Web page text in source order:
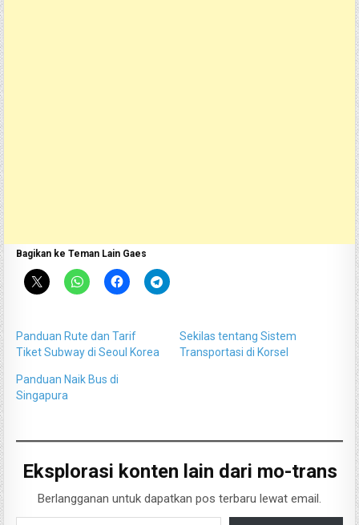
Bagikan ke Teman Lain Gaes
Panduan Rute dan Tarif
Tiket Subway di Seoul Korea
Sekilas tentang Sistem
Transportasi di Korsel
Panduan Naik Bus di
Singapura
Eksplorasi konten lain dari mo-trans
Berlangganan untuk dapatkan pos terbaru lewat email.
Ketikkan email Anda...